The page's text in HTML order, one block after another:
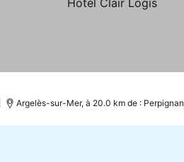
Argelès-sur-Mer, à 20.0 km de : Perpignan